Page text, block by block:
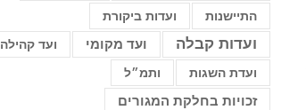
התיישנות ועדות ביקורת
ועדות קבלה ועד מקומי
ועד קהילה
ועדת השגות
ותמ״ל
זכויות בחלקת המגורים